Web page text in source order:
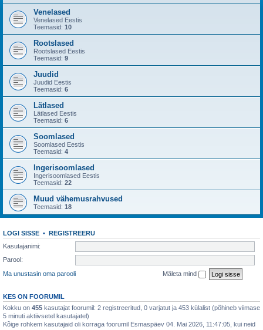
Venelased
Venelased Eestis
Teemasid: 10
Rootslased
Rootslased Eestis
Teemasid: 9
Juudid
Juudid Eestis
Teemasid: 6
Lätlased
Lätlased Eestis
Teemasid: 6
Soomlased
Soomlased Eestis
Teemasid: 4
Ingerisoomlased
Ingerisoomlased Eestis
Teemasid: 22
Muud vähemusrahvused
Teemasid: 18
LOGI SISSE • REGISTREERU
Kasutajanimi:
Parool:
Ma unustasin oma parooli
Mäleta mind
KES ON FOORUMIL
Kokku on 455 kasutajat foorumil: 2 registreeritud, 0 varjatut ja 453 külalist (põhineb viimase
5 minuti aktiivsetel kasutajatel)
Kõige rohkem kasutajaid oli korraga foorumil Esmaspäev 04. Mai 2026, 11:47:05, kui neid